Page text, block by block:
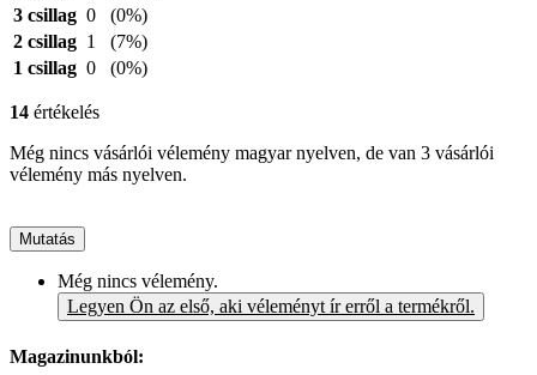
3 csillag 0
(0%)
2 csillag 1
(7%)
1 csillag 0 (0%)
14 értékelés
Még nincs vásárlói vélemény magyar nyelven, de van 3 vásárlói
vélemény más nyelven.
Mutatás
Még nincs vélemény.
Legyen Ön az első, aki véleményt ír erről a termékről.
Magazinunkból: